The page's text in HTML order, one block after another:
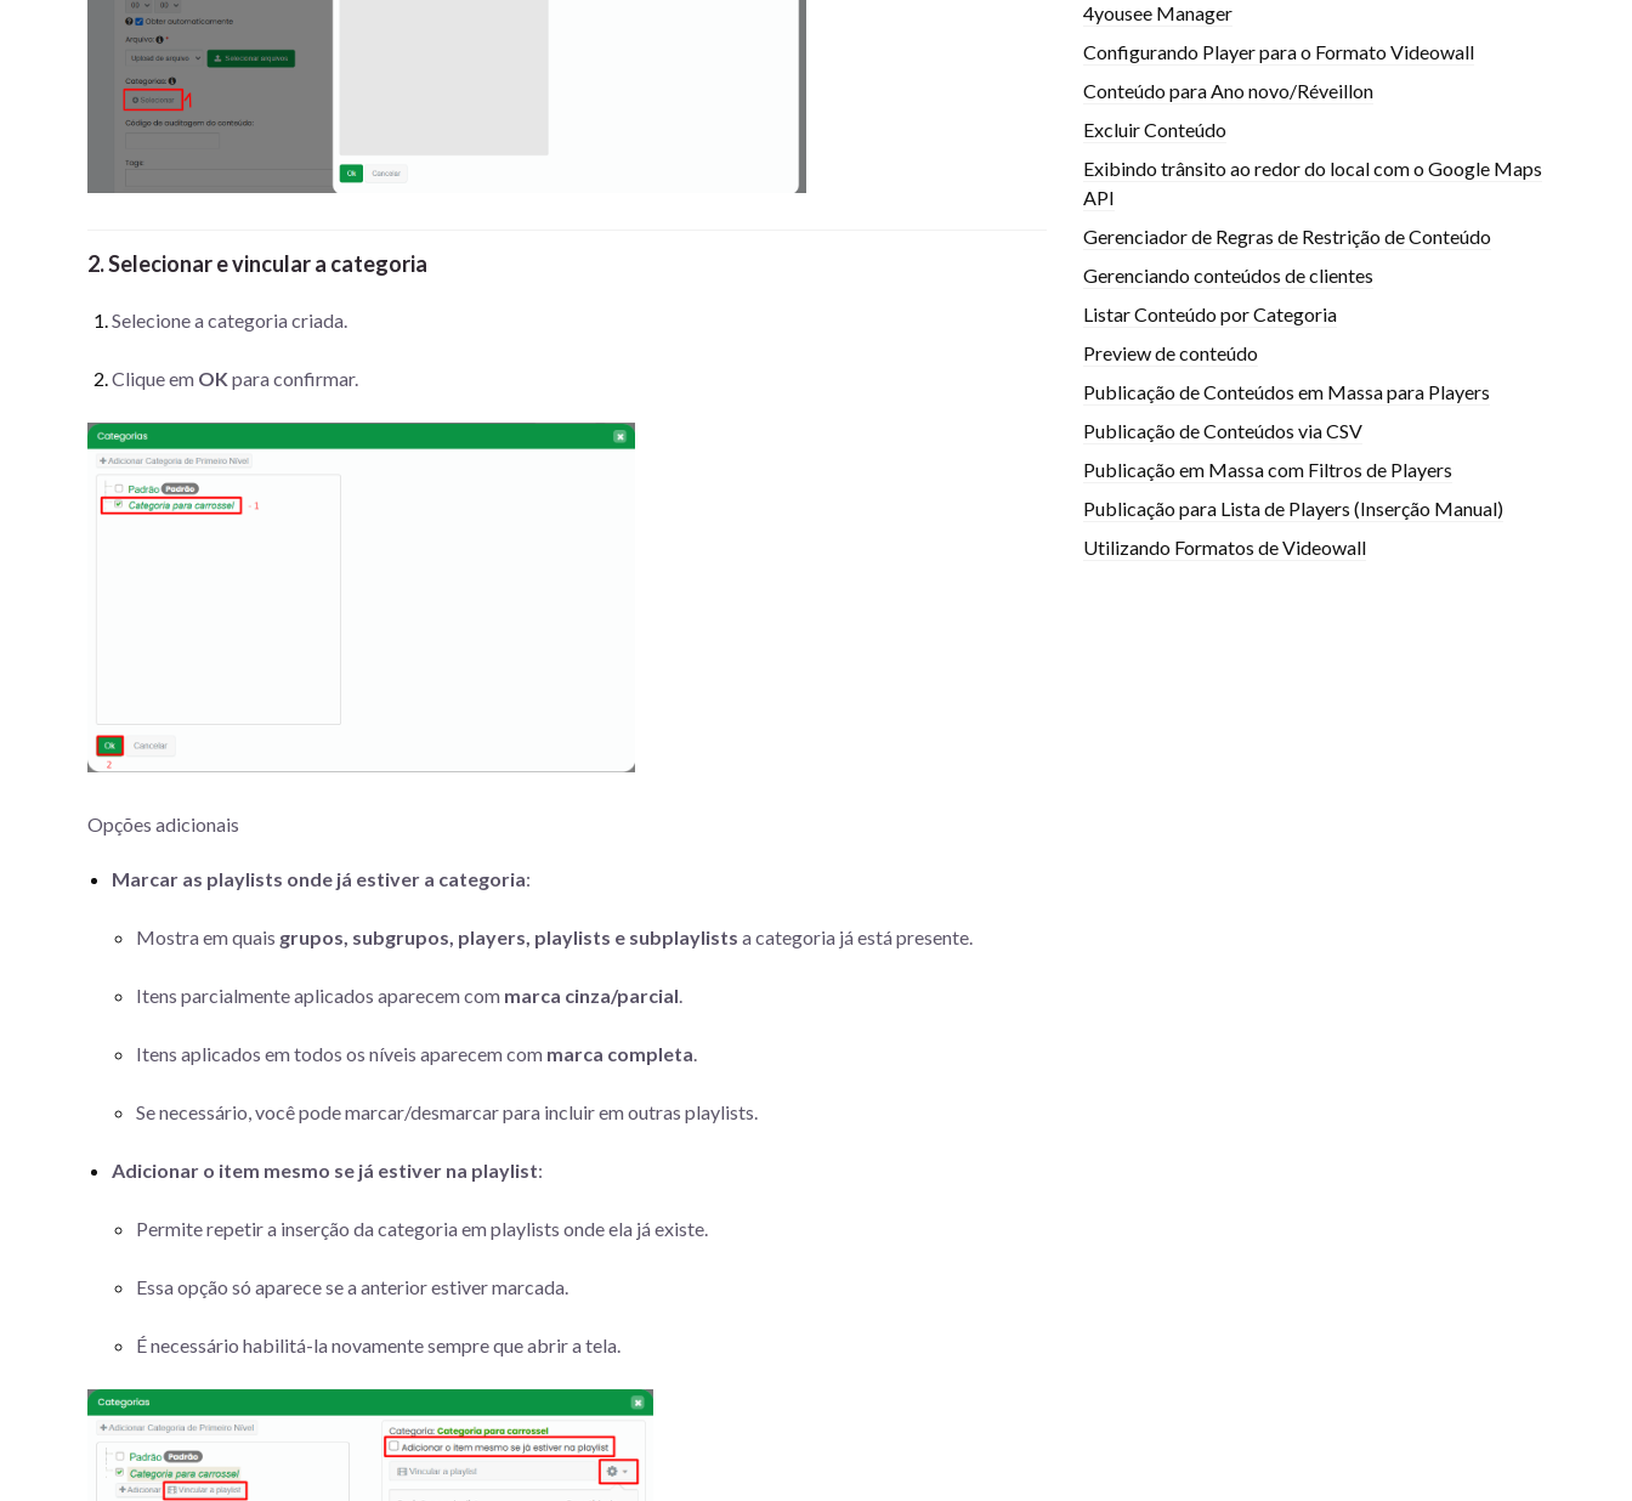
2. Selecionar e vincular a categoria
Selecione a categoria criada.
Clique em OK para confirmar.
Opções adicionais
Marcar as playlists onde já estiver a categoria:
Mostra em quais grupos, subgrupos, players, playlists e subplaylists a categoria já está presente.
Itens parcialmente aplicados aparecem com marca cinza/parcial.
Itens aplicados em todos os níveis aparecem com marca completa.
Se necessário, você pode marcar/desmarcar para incluir em outras playlists.
Adicionar o item mesmo se já estiver na playlist:
Permite repetir a inserção da categoria em playlists onde ela já existe.
Essa opção só aparece se a anterior estiver marcada.
É necessário habilitá-la novamente sempre que abrir a tela.
4yousee Manager
Configurando Player para o Formato Videowall
Conteúdo para Ano novo/Réveillon
Excluir Conteúdo
Exibindo trânsito ao redor do local com o Google Maps
API
Gerenciador de Regras de Restrição de Conteúdo
Gerenciando conteúdos de clientes
Listar Conteúdo por Categoria
Preview de conteúdo
Publicação de Conteúdos em Massa para Players
Publicação de Conteúdos via CSV
Publicação em Massa com Filtros de Players
Publicação para Lista de Players (Inserção Manual)
Utilizando Formatos de Videowall